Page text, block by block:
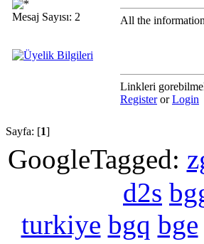
Mesaj Sayısı: 2 All the
Linkleri
RegisterorLogin
Sayfa: [1]
GoogleTagged:
d2s
turkiye bgq bge